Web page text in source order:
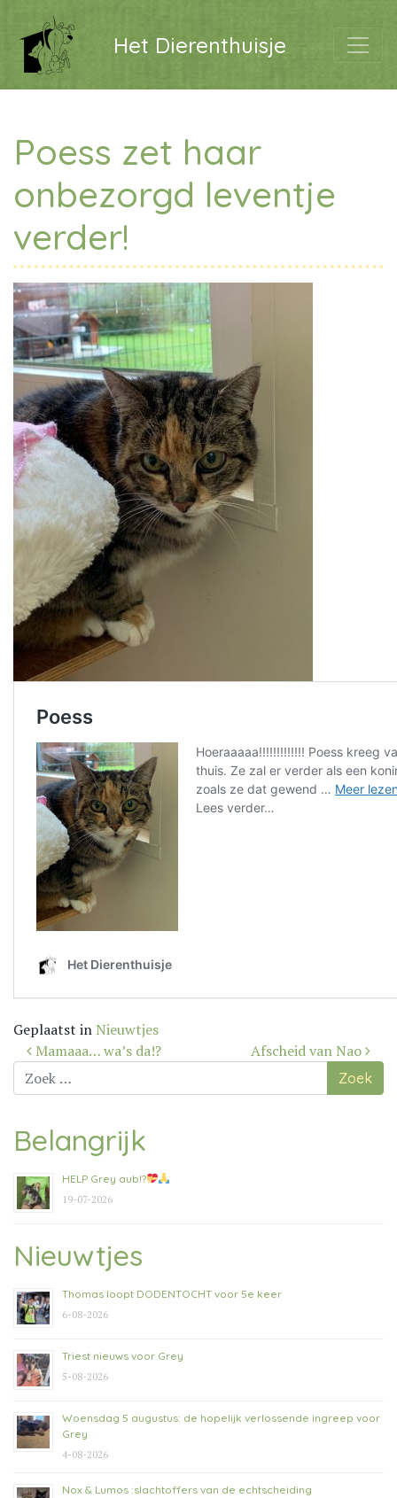
Het Dierenthuisje
Poess zet haar
onbezorgd leventje
verder!
Geplaatst in Nieuwtjes
Bericht
navigatie
Mamaaa… wa’s da!?
Afscheid van Nao
Zoek
naar:
Belangrijk
HELP Grey aub!?
19-07-2026
Nieuwtjes
Thomas loopt DODENTOCHT voor 5e keer
6-08-2026
Triest nieuws voor Grey
5-08-2026
Woensdag 5 augustus: de hopelijk verlossende ingreep voor
Grey
4-08-2026
Nox & Lumos :slachtoffers van de echtscheiding